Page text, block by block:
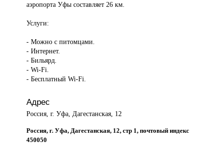
аэропорта Уфы составляет 26 км.
Услуги:
- Можно с питомцами.
- Интернет.
- Бильярд.
- Wi-Fi.
- Бесплатный Wi-Fi.
Адрес
Россия, г. Уфа, Дагестанская, 12
Россия, г. Уфа, Дагестанская, 12, стр 1, почтовый индекс
450050